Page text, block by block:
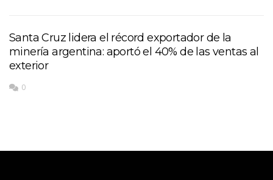
Santa Cruz lidera el récord exportador de la
minería argentina: aportó el 40% de las ventas al
exterior
0